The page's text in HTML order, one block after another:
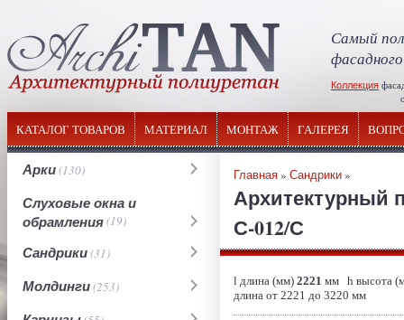
Самый
Коллекция
КАТАЛОГ ТОВАРОВ МАТЕРИАЛ МОНТАЖ ГАЛЕРЕЯ
Арки(130)
Слуховые окна и
обрамления(19)
Сандрики(31)
Молдинги(253)
Главная» Сандрики»
Архитектурный
С-012/С
l длина (мм) 2221 мм h высота
длина от 2221 до 3220 мм